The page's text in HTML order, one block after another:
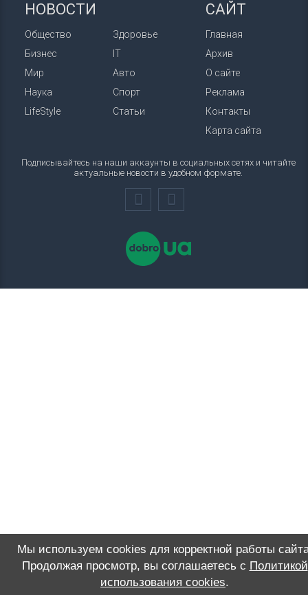
НОВОСТИ
Общество
Бизнес
Мир
Наука
LifeStyle
Здоровье
IT
Авто
Спорт
Статьи
САЙТ
Главная
Архив
О сайте
Реклама
Контакты
Карта сайта
Подписывайтесь на наши аккаунты в социальных сетях и читайте
актуальные новости в удобном формате.
Мы используем cookies для корректной работы
Продолжая просмотр, вы соглашаетесь с Политикой
использования cookies.